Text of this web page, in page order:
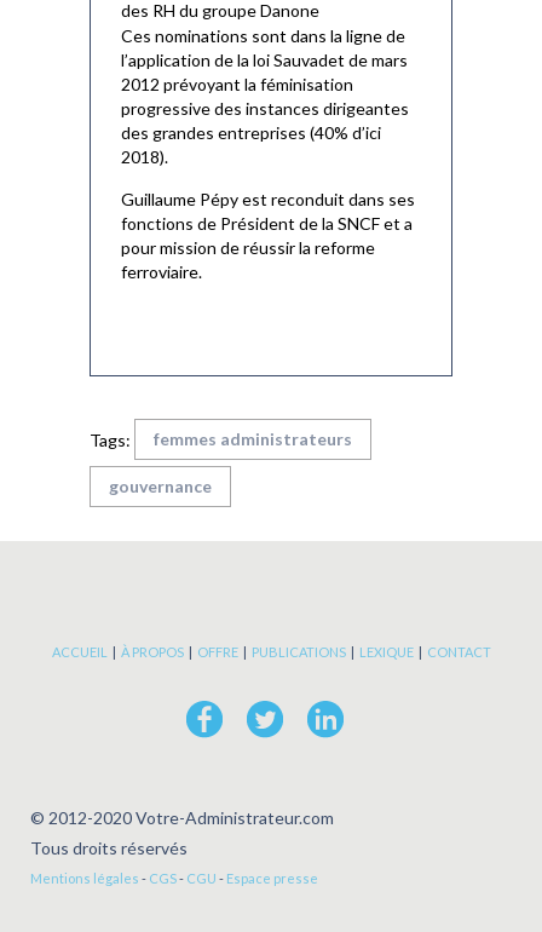
des RH du groupe Danone
Ces nominations sont dans la ligne de
l’application de la loi Sauvadet de mars
2012 prévoyant la féminisation
progressive des instances dirigeantes
des grandes entreprises (40% d’ici
2018).
Guillaume Pépy est reconduit dans ses
fonctions de Président de la SNCF et a
pour mission de réussir la reforme
ferroviaire.
Tags: femmes administrateurs
gouvernance
ACCUEIL | À PROPOS | OFFRE | PUBLICATIONS | LEXIQUE | CONTACT
© 2012-2020 Votre-Administrateur.com
Tous droits réservés
Mentions légales - CGS- CGU - Espace presse